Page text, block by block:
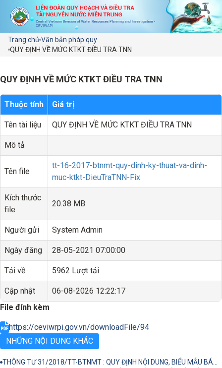
Trang chủ Văn bản pháp quy
QUY ĐỊNH VỀ MỨC KTKT ĐIỀU TRA TNN
QUY ĐỊNH VỀ MỨC KTKT ĐIỀU TRA TNN
Thuộc tính Giá trị
Tên tài liệu QUY ĐỊNH VỀ MỨC KTKT ĐIỀU TRA TNN
Mô tả
Tên file
tt-16-2017-btnmt-quy-dinh-ky-thuat-va-dinh-
muc-ktkt-DieuTraTNN-Fix
Kích thước
file
20.38 MB
Người gửi System Admin
Ngày đăng 28-05-2021 07:00:00
Tải về 5962 Lượt tải
Cập nhật
06-08-2026 12:22:17
File đính kèm
https://ceviwrpi.gov.vn/downloadFile/94
NHỮNG NỘI DUNG KHÁC